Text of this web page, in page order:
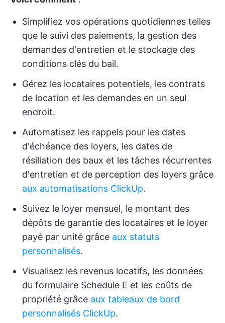
Simplifiez vos opérations quotidiennes telles
que le suivi des paiements, la gestion des
demandes d'entretien et le stockage des
conditions clés du bail.
Gérez les locataires potentiels, les contrats
de location et les demandes en un seul
endroit.
Automatisez les rappels pour les dates
d'échéance des loyers, les dates de
résiliation des baux et les tâches récurrentes
d'entretien et de perception des loyers grâce
aux automatisations ClickUp.
Suivez le loyer mensuel, le montant des
dépôts de garantie des locataires et le loyer
payé par unité grâce aux statuts
personnalisés.
Visualisez les revenus locatifs, les données
du formulaire Schedule E et les coûts de
propriété grâce aux tableaux de bord
personnalisés ClickUp.